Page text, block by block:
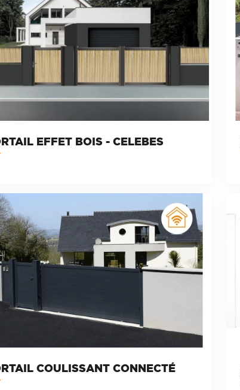
EFFET BOIS - CELEBES
COULISSANT CONNECTÉ